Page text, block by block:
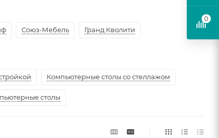
Союз-Мебель Гранд Кволити
Компьютерные столы со стеллажом
столы
0